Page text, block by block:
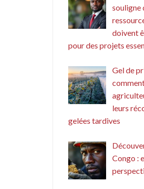
souligne
doivent
pour des projets
Gel de
leurs
gelées tardives
Congo :